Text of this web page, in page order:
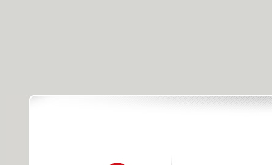
[感动中国2012]